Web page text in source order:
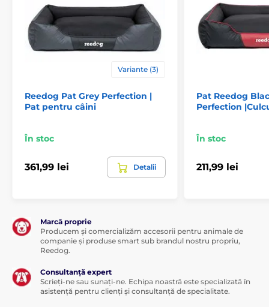
Paturi și culcușuri pentru câini
Pentru câini mici
Pentru câini mari
Variante (3)
Reedog Pat Grey Perfection |
Pat pentru câini
În stoc
361,99 lei Detalii
Pat Reedog
Perfection
În stoc
211,99 lei
Marcă proprie
Producem și comercializăm accesorii pentru animale de
companie și produse smart sub brandul nostru propriu,
Reedog.
Consultanță expert
Scrieți-ne sau sunați-ne. Echipa noastră este specializată în
asistență pentru clienți și consultanță de specialitate.